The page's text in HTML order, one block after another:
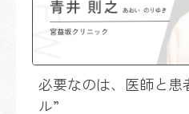
必要なのは、医師と患
ル”